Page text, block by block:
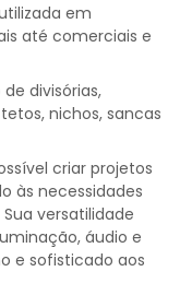
em
até comerciais e
divisórias,
nichos, sancas
criar projetos
às necessidades
versatilidade
áudio e
e sofisticado aos